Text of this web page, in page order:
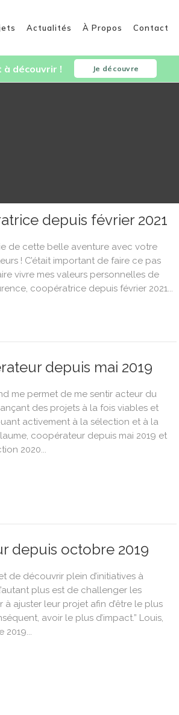
Actualités À Propos Contact
à découvrir ! Je découvre
depuis février 2021
de cette belle aventure avec votre
! C’était important de faire ce pas
vivre mes valeurs personnelles de
coopératrice depuis février 2021...
depuis mai 2019
me permet de me sentir acteur du
des projets à la fois viables et
activement à la sélection et à la
coopérateur depuis mai 2019 et
2020...
depuis octobre 2019
de découvrir plein d’initiatives à
plus est de challenger les
ajuster leur projet afin d’être le plus
avoir le plus d’impact.” Louis,